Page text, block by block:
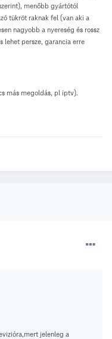
menőbb gyártótól
tükröt raknak fel (van aki a
nagyobb a nyereség és rossz
lehet persze, garancia erre
más megoldás, pl iptv).
jelenleg a